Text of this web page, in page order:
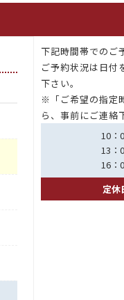
下記時間帯でのご
ご予約状況は日付
下さい。
※「ご希望の指定
ら、事前にご連絡
10：
13：
16：
定休